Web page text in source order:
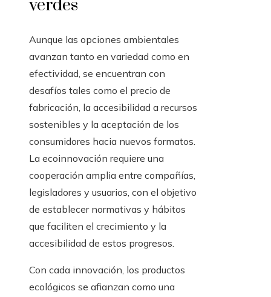
verdes
Aunque las opciones ambientales
avanzan tanto en variedad como en
efectividad, se encuentran con
desafíos tales como el precio de
fabricación, la accesibilidad a recursos
sostenibles y la aceptación de los
consumidores hacia nuevos formatos.
La ecoinnovación requiere una
cooperación amplia entre compañías,
legisladores y usuarios, con el objetivo
de establecer normativas y hábitos
que faciliten el crecimiento y la
accesibilidad de estos progresos.
Con cada innovación, los productos
ecológicos se afianzan como una